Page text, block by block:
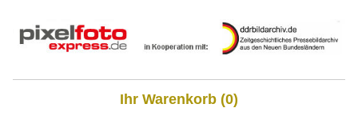
Ihr Warenkorb (0)